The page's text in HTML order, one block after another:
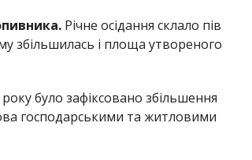
Річне осідання склало пів
збільшилась і площа утвореного
було зафіксовано збільшення
господарськими та житловими